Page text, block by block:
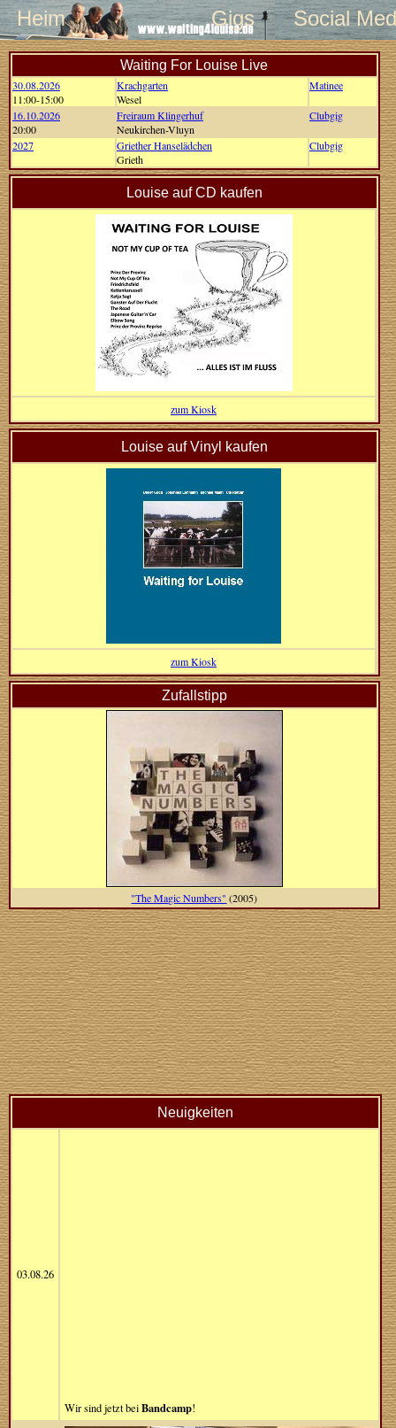
Heim Gigs Social
Waiting For Louise Live
30.08.2026
11:00-15:00
Krachgarten
Wesel
Matinee
16.10.2026
20:00
Freiraum Klingerhuf
Neukirchen-Vluyn
Clubgig
2027
Griether Hanselädchen
Grieth
Clubgig
Louise auf CD kaufen
zum Kiosk
Louise auf Vinyl kaufen
zum Kiosk
Zufallstipp
"The Magic Numbers" (2005)
Neuigkeiten
03.08.26
Wir sind jetzt beiBandcamp!